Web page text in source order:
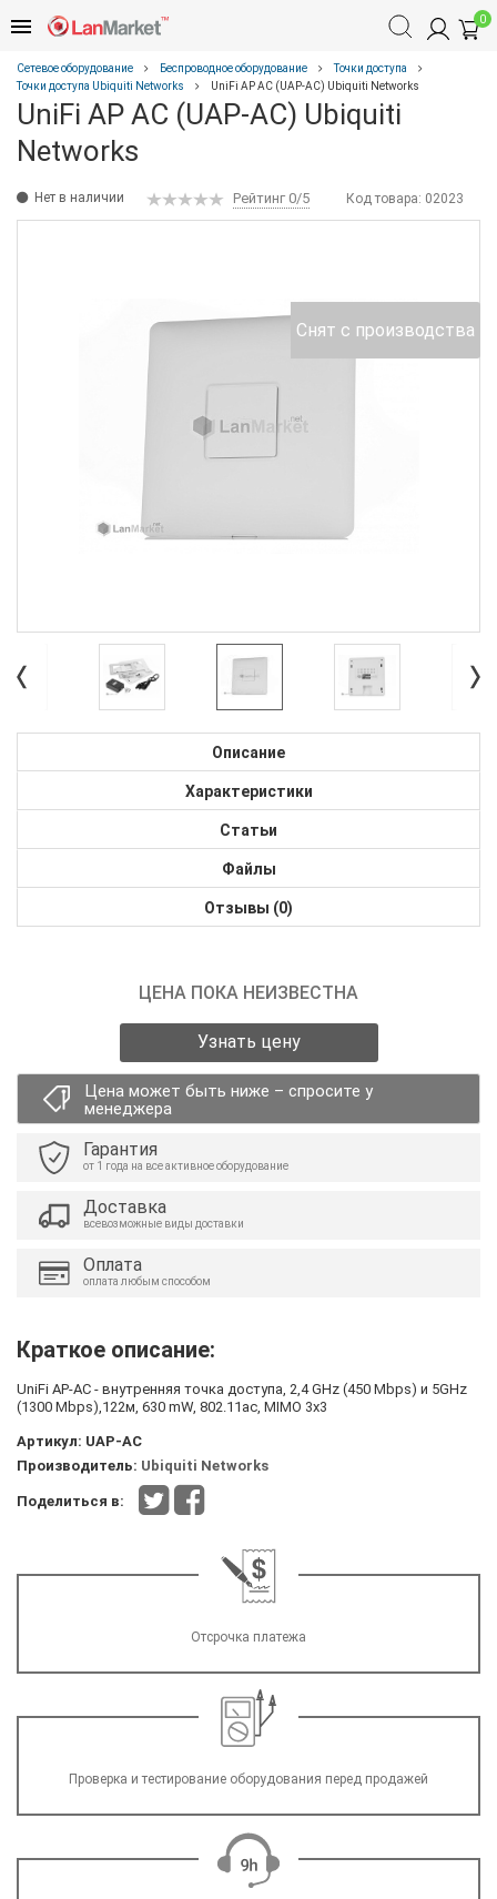
0
Сетевое оборудование Беспроводное оборудование
Точки доступа
Точки доступа Ubiquiti Networks
UniFi AP AC (UAP-AC) Ubiquiti Networks
UniFi AP AC (UAP-AC) Ubiquiti
Networks
Нет в наличии Код товара: 02023
Рейтинг 0/5
Снят с производства
Описание
Характеристики
Статьи
Файлы
Отзывы (0)
ЦЕНА ПОКА НЕИЗВЕСТНА
Узнать цену
Цена может быть ниже – спросите у
менеджера
Гарантия
от 1 года на все активное оборудование
Доставка
всевозможные виды доставки
Оплата
оплата любым способом
Краткое описание:
UniFi AP-AC - внутренняя точка доступа, 2,4 GHz (450 Mbps) и 5GHz
(1300 Mbps),122м, 630 mW, 802.11ac, MIMO 3х3
Артикул: UAP-AC
Производитель: Ubiquiti Networks
Поделиться в:
Отсрочка платежа
Проверка и тестирование оборудования перед продажей